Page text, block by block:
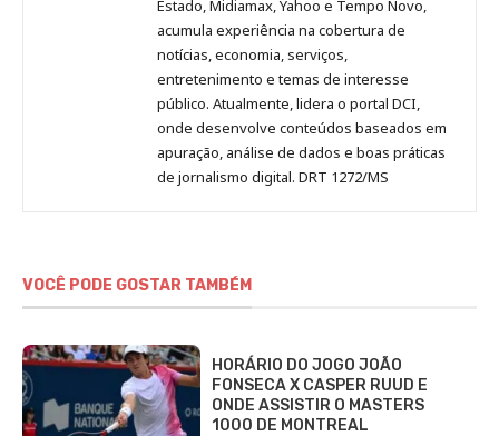
Estado, Midiamax, Yahoo e Tempo Novo,
acumula experiência na cobertura de
notícias, economia, serviços,
entretenimento e temas de interesse
público. Atualmente, lidera o portal DCI,
onde desenvolve conteúdos baseados em
apuração, análise de dados e boas práticas
de jornalismo digital. DRT 1272/MS
VOCÊ PODE GOSTAR TAMBÉM
HORÁRIO DO JOGO JOÃO
FONSECA X CASPER RUUD E
ONDE ASSISTIR O MASTERS
1000 DE MONTREAL